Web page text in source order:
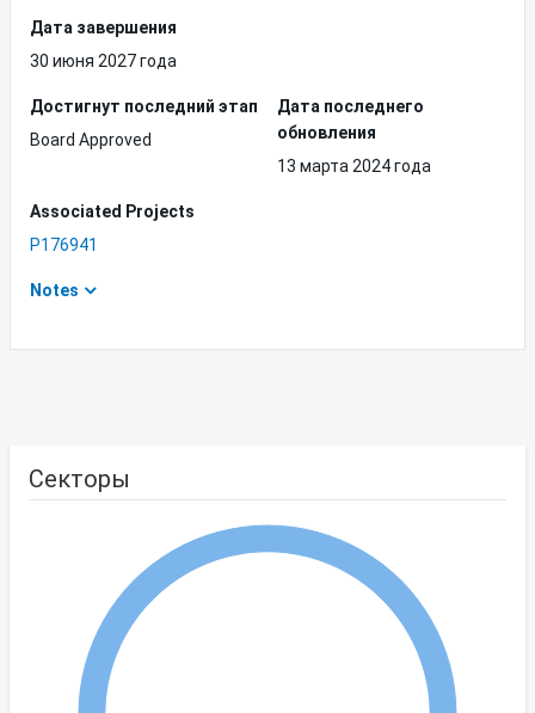
Дата завершения
30 июня 2027 года
Достигнут последний этап
Board Approved
Дата последнего
обновления
13 марта 2024 года
Associated Projects
P176941
Notes
Секторы